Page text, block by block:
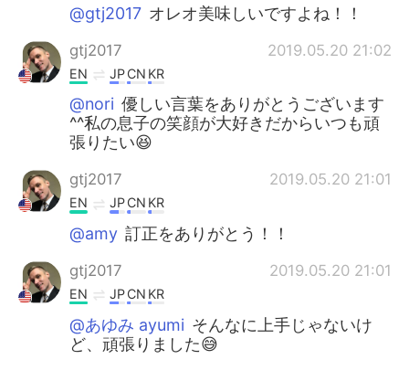
@gtj2017 オレオ美味しいですよね！！
gtj2017 2019.05.20 21:02
EN JPCN KR
@nori 優しい言葉をありがとうございます
^^私の息子の笑顔が大好きだからいつも頑
張りたい😆
gtj2017 2019.05.20 21:01
EN JPCN KR
@amy 訂正をありがとう！！
gtj2017 2019.05.20 21:01
EN JPCN KR
@あゆみ ayumi そんなに上手じゃないけ
ど、頑張りました😅